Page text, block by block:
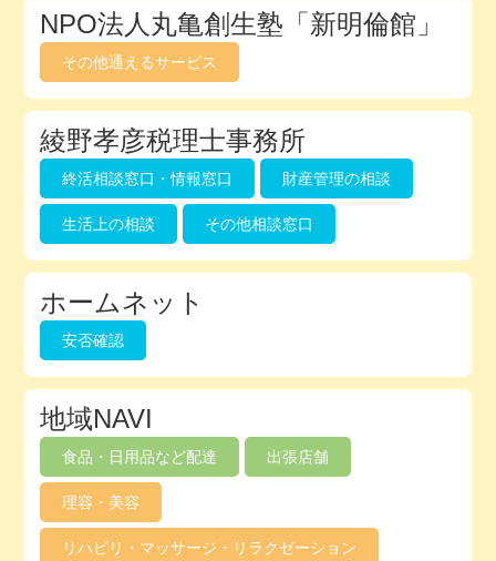
NPO法人丸亀創生塾「新明倫館」
その他通えるサービス
綾野孝彦税理士事務所
終活相談窓口・情報窓口 財産管理の相談
生活上の相談 その他相談窓口
ホームネット
安否確認
地域NAVI
食品・日用品など配達 出張店舗
理容・美容
リハビリ・マッサージ・リラクゼーション